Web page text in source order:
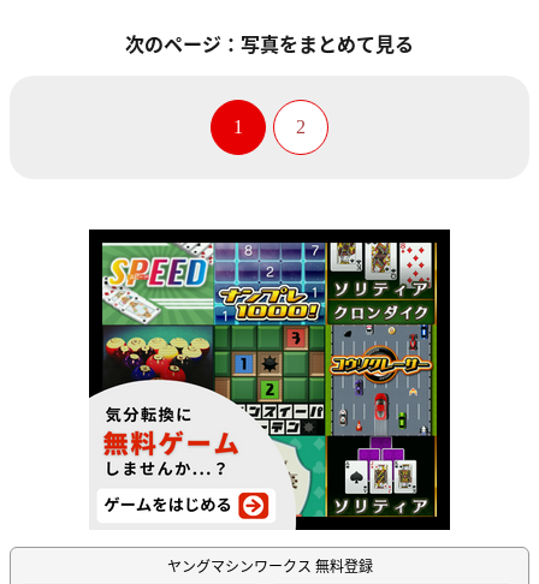
次のページ：写真をまとめて見る
1 2
ヤングマシンワークス 無料登録